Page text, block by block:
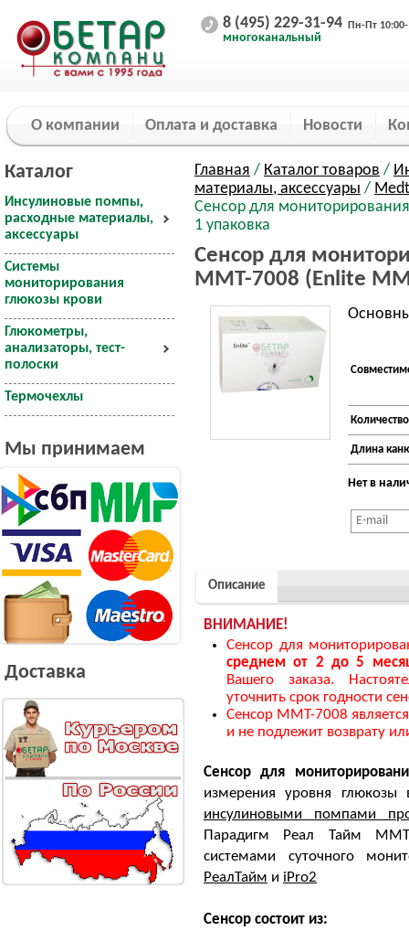
8 (495) 229-31-94
многоканальный
Пн-Пт
О компании Оплата и доставка Новости
Каталог
Инсулиновые помпы,
расходные материалы,
аксессуары
Системы
мониторирования
глюкозы крови
Глюкометры,
анализаторы, тест-
полоски
Термочехлы
Мы принимаем
Доставка
Главная / Каталог товаров /
материалы, аксессуары /
Сенсор для
1 упаковка
Сенсор для
ММТ-7008 (Enlite
Длина
Нет в
Описание
ВНИМАНИЕ!
Сенсор для
среднем от 2 до 5
Вашего заказа.
уточнить срок годности
Сенсор ММТ-7008
и не подлежит возврату
Сенсор для
измерения уровня глюкозы
инсулиновыми помпами
Парадигм Реал Тайм
системами суточного
РеалТайм и iPro2
Сенсор состоит из: